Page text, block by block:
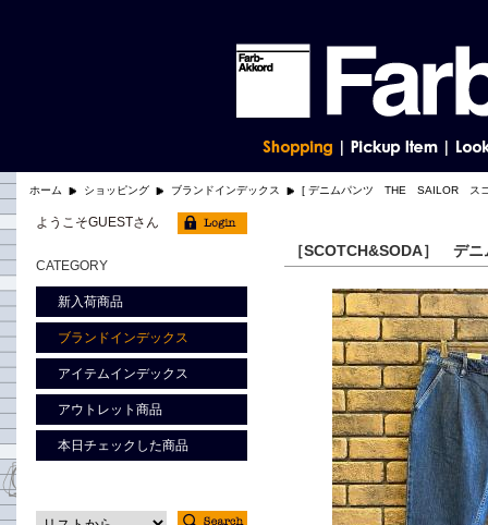
ホーム ショッピング ブランドインデックス [ デニムパンツ THE SAILOR スコ
［SCOTCH&SODA］ デ
ようこそGUESTさん
CATEGORY
新入荷商品
ブランドインデックス
アイテムインデックス
アウトレット商品
本日チェックした商品